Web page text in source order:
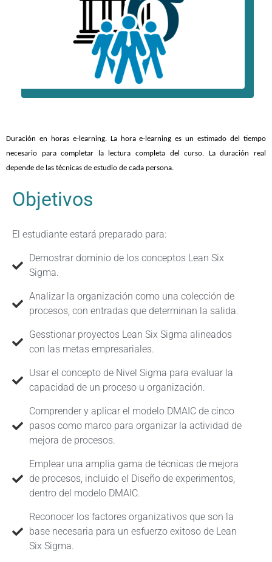
Duración en horas e-learning. La hora e-learning es un estimado del tiempo
necesario para completar la lectura completa del curso. La duración real
depende de las técnicas de estudio de cada persona.
Objetivos
El estudiante estará preparado para:
Demostrar dominio de los conceptos Lean Six
Sigma.
Analizar la organización como una colección de
procesos, con entradas que determinan la salida.
Gesstionar proyectos Lean Six Sigma alineados
con las metas empresariales.
Usar el concepto de Nivel Sigma para evaluar la
capacidad de un proceso u organización.
Comprender y aplicar el modelo DMAIC de cinco
pasos como marco para organizar la actividad de
mejora de procesos.
Emplear una amplia gama de técnicas de mejora
de procesos, incluido el Diseño de experimentos,
dentro del modelo DMAIC.
Reconocer los factores organizativos que son la
base necesaria para un esfuerzo exitoso de Lean
Six Sigma.